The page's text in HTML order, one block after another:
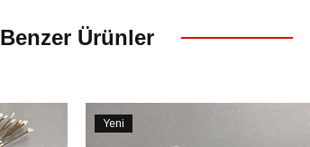
Benzer Ürünler
Yeni